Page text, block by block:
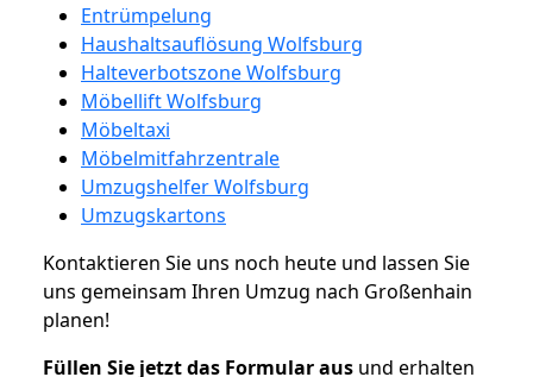
Entrümpelung
Haushaltsauflösung Wolfsburg
Halteverbotszone Wolfsburg
Möbellift Wolfsburg
Möbeltaxi
Möbelmitfahrzentrale
Umzugshelfer Wolfsburg
Umzugskartons
Kontaktieren Sie uns noch heute und lassen Sie
uns gemeinsam Ihren Umzug nach Großenhain
planen!
Füllen Sie jetzt das Formular aus und erhalten